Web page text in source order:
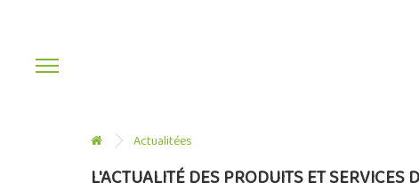
Actualitées